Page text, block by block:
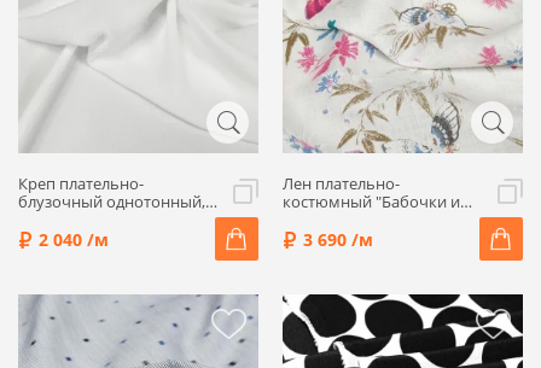
Креп плательно-
блузочный однотонный,
2 040 /м
Лен плательно-
костюмный "Бабочки и
1032409
3 690 /м